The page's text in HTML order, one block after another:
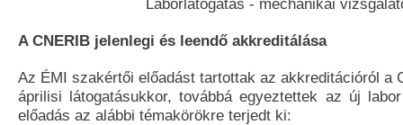
Laborlátogatás - mechanikai
A CNERIB jelenlegi és leendő akkreditálása
Az ÉMI szakértői előadást tartottak az akkreditációról a
áprilisi látogatásukkor, továbbá egyeztettek az új
előadás az alábbi témakörökre terjedt ki: